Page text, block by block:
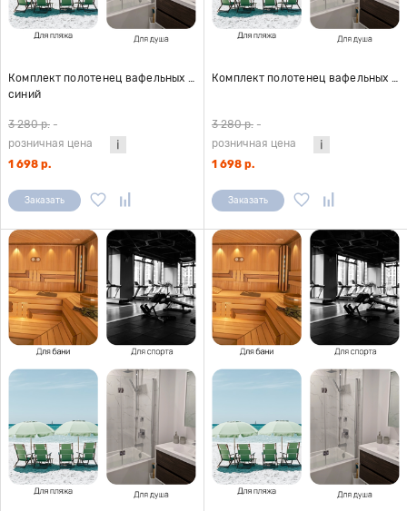
Комплект полотенец вафельных Home One 45х70 (2шт), 80х150 (2шт),
синий
3 280 р. -
розничная цена
1 698 р.
Заказать
Комплект полотенец вафельных Home One 45х70 (2шт), 80х150 (2шт), сирень
3 280 р. -
розничная цена
1 698 р.
Заказать